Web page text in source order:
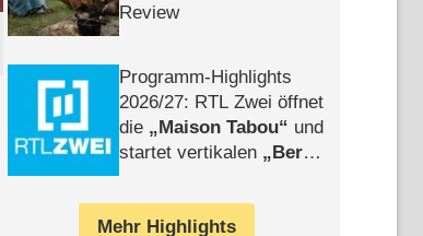
Review
Programm-Highlights
2026/​27: RTL Zwei öffnet
die
Maison Tabou
und
startet vertikalen
Berlin
Mehr Highlights